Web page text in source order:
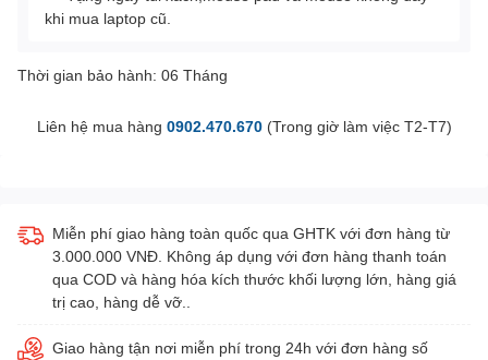
khi mua laptop cũ.
Thời gian bảo hành: 06 Tháng
Liên hệ mua hàng 0902.470.670(Trong giờ làm việc T2-T7)
Miễn phí giao hàng toàn quốc qua GHTK với đơn hàng từ
3.000.000 VNĐ. Không áp dụng với đơn hàng thanh toán
qua COD và hàng hóa kích thước khối lượng lớn, hàng giá
trị cao, hàng dễ vỡ..
Giao hàng tận nơi miễn phí trong 24h với đơn hàng số